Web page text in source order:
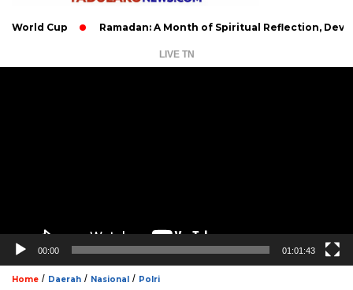
Ramadan: A Month of Spiritual Reflection, Devotion,
LIVE TN
00:00 01:01:43
Home / Daerah / Nasional / Polri